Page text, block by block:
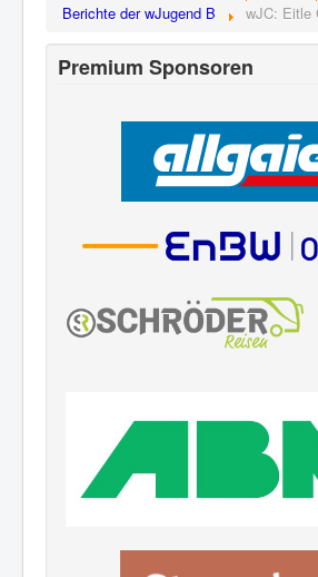
Berichte der wJugend B
wJC: Eitle
Premium Sponsoren